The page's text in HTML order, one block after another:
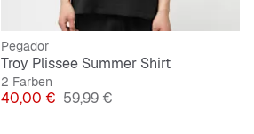
Pegador
Troy Plissee Summer Shirt
2 Farben
Preis
40,00 € Originalpreis
59,99 €